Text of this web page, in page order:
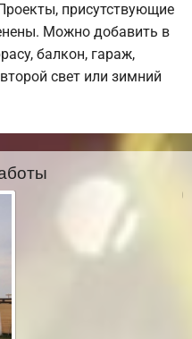
присутствующие
Можно добавить в
балкон, гараж,
свет или зимний